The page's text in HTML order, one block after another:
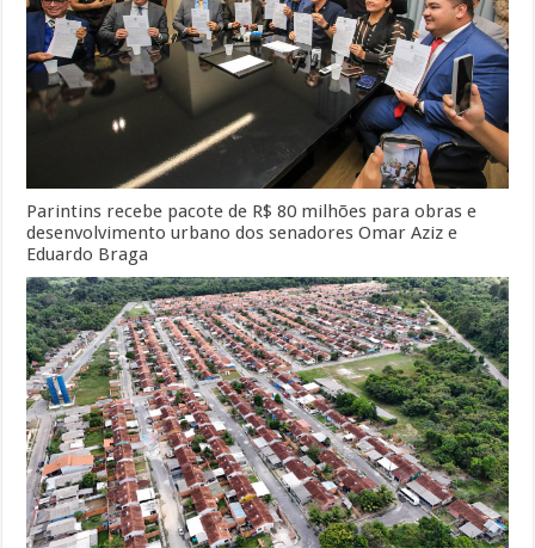
Parintins recebe pacote de R$ 80 milhões para obras e
desenvolvimento urbano dos senadores Omar Aziz e
Eduardo Braga